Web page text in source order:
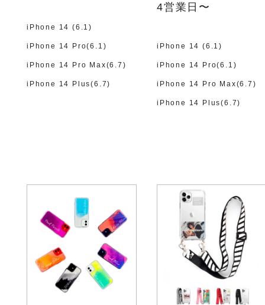
iPhone 14 (6.1)
iPhone 14 Pro(6.1)
iPhone 14 Pro Max(6.7)
iPhone 14 Plus(6.7)
4営業日〜
iPhone 14 (6.1)
iPhone 14 Pro(6.1)
iPhone 14 Pro Max(6.7)
iPhone 14 Plus(6.7)